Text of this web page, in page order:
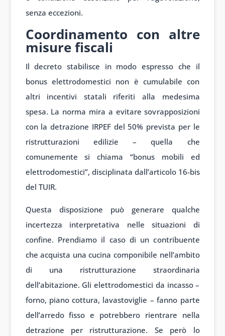
senza eccezioni.
Coordinamento con altre
misure fiscali
Il decreto stabilisce in modo espresso che il
bonus elettrodomestici non è cumulabile con
altri incentivi statali riferiti alla medesima
spesa. La norma mira a evitare sovrapposizioni
con la detrazione IRPEF del 50% prevista per le
ristrutturazioni edilizie – quella che
comunemente si chiama “bonus mobili ed
elettrodomestici”, disciplinata dall’articolo 16-bis
del TUIR.
Questa disposizione può generare qualche
incertezza interpretativa nelle situazioni di
confine. Prendiamo il caso di un contribuente
che acquista una cucina componibile nell’ambito
di una ristrutturazione straordinaria
dell’abitazione. Gli elettrodomestici da incasso –
forno, piano cottura, lavastoviglie – fanno parte
dell’arredo fisso e potrebbero rientrare nella
detrazione per ristrutturazione. Se però lo